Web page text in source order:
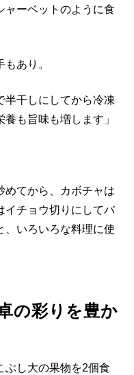
ャーベットのように食
あり。
半干しにしてから冷凍
も旨味も増します」
めてから、カボチャは
イチョウ切りにしてバ
、いろいろな料理に使
の彩りを豊か
ぶし大の果物を2個食